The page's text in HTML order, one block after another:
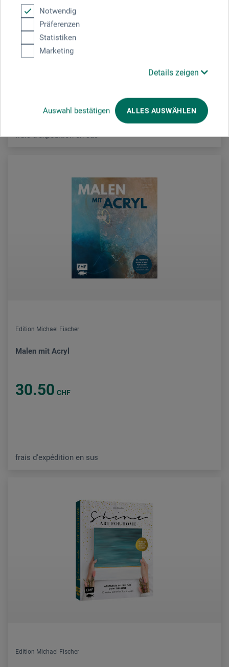
Notwendig
Präferenzen
Statistiken
Marketing
Details zeigen
Auswahl bestätigen ALLES AUSWÄHLEN
frechverlag
Die Kunst des Malens Acryl
frais d'expédition en sus
Edition Michael Fischer
Malen mit Acryl
30.50 CHF
frais d'expédition en sus
Edition Michael Fischer